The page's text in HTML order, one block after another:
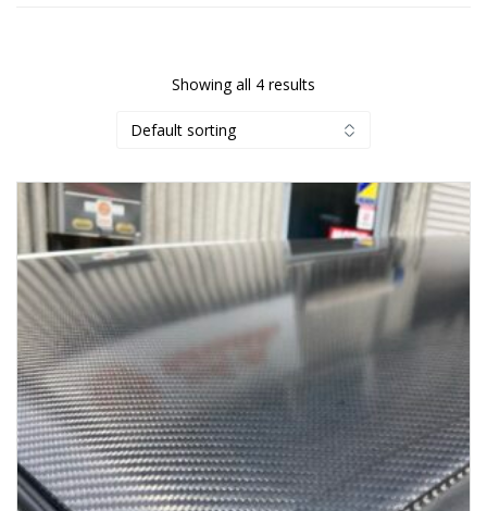
Showing all 4 results